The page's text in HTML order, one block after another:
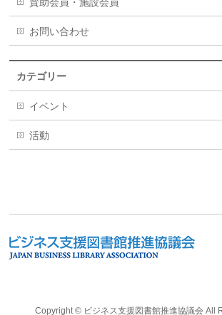
お問い合わせ
カテゴリー
イベント
活動
Copyright © ビジネス支援図書館推進協議会All